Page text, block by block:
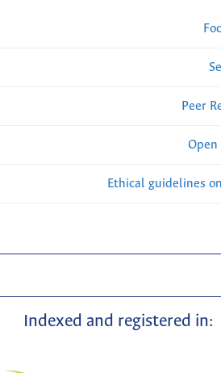
Peer
Open
Ethical guidelines
Indexed and registered in: